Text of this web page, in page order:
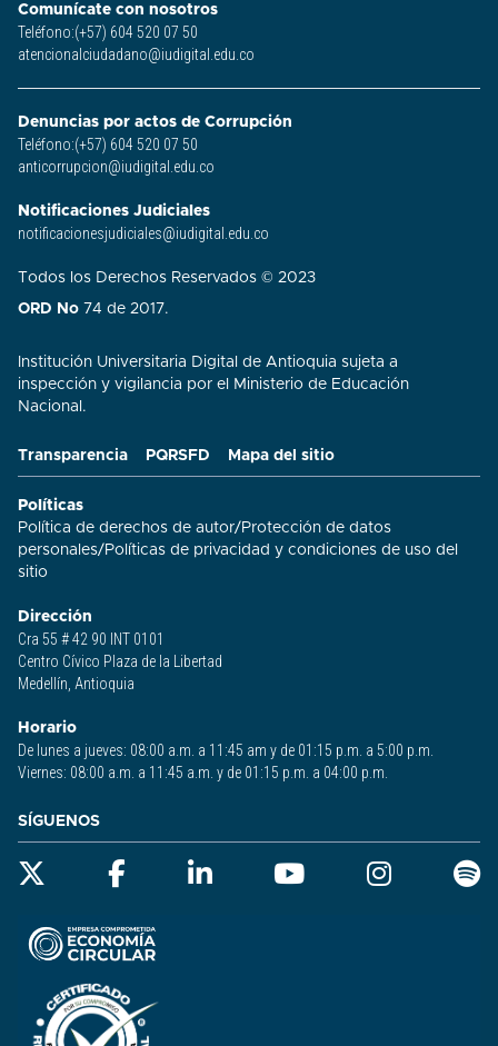
Transparencia PQRSFD Mapa del sitio
Políticas
Política de derechos de autor/Protección de datos
personales/Políticas de privacidad y condiciones de uso del
sitio​
Dirección
Cra 55 # 42 90 INT 0101
Centro Cívico Plaza de la Libertad
Medellín, Antioquia
Horario
De lunes a jueves: 08:00 a.m. a 11:45 am y de 01:15 p.m. a 5:00 p.m.
Viernes: 08:00 a.m. a 11:45 a.m. y de 01:15 p.m. a 04:00 p.m.
Comunícate con nosotros
Teléfono:(+57) 604 520 07 50
atencionalciudadano@iudigital.edu.co
Denuncias por actos de Corrupción
Teléfono:(+57) 604 520 07 50
anticorrupcion@iudigital.edu.co
Notificaciones Judiciales
notificacionesjudiciales@iudigital.edu.co
Todos los Derechos Reservados © 2023
ORD No 74 de 2017.
Institución Universitaria Digital de Antioquia sujeta a
inspección y vigilancia por el Ministerio de Educación
Nacional.
SÍGUENOS